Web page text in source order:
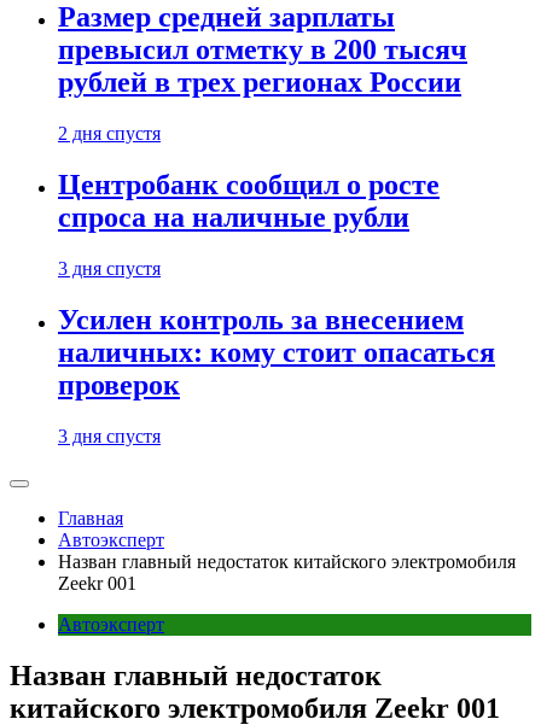
Размер средней зарплаты
превысил отметку в 200 тысяч
рублей в трех регионах России
2 дня спустя
Центробанк сообщил о росте
спроса на наличные рубли
3 дня спустя
Усилен контроль за внесением
наличных: кому стоит опасаться
проверок
3 дня спустя
Главная
Автоэксперт
Назван главный недостаток китайского электромобиля
Zeekr 001
Автоэксперт
Назван главный недостаток
китайского электромобиля Zeekr 001